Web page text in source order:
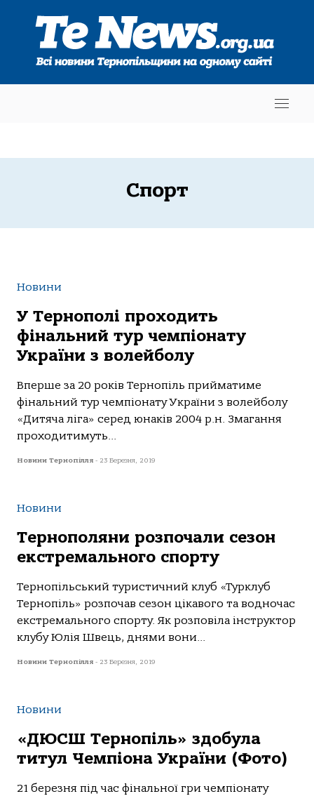
Спорт
Новини
У Тернополі проходить
фінальний тур чемпіонату
України з волейболу
Вперше за 20 років Тернопіль прийматиме
фінальний тур чемпіонату України з волейболу
«Дитяча ліга» серед юнаків 2004 р.н. Змагання
проходитимуть...
Новини Тернопілля - 23 Березня, 2019
Новини
Тернополяни розпочали сезон
екстремального спорту
Тернопільський туристичний клуб «Турклуб
Тернопіль» розпочав сезон цікавого та водночас
екстремального спорту. Як розповіла інструктор
клубу Юлія Швець, днями вони...
Новини Тернопілля - 23 Березня, 2019
Новини
«ДЮСШ Тернопіль» здобула
титул Чемпіона України (Фото)
21 березня під час фінальної гри чемпіонату